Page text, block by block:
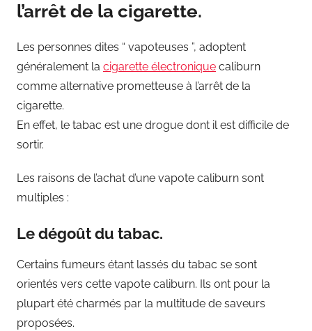
l’arrêt de la cigarette.
Les personnes dites “ vapoteuses ”, adoptent
généralement la cigarette électronique caliburn
comme alternative prometteuse à l’arrêt de la
cigarette.
En effet, le tabac est une drogue dont il est difficile de
sortir.
Les raisons de l’achat d’une vapote caliburn sont
multiples :
Le dégoût du tabac.
Certains fumeurs étant lassés du tabac se sont
orientés vers cette vapote caliburn. Ils ont pour la
plupart été charmés par la multitude de saveurs
proposées.